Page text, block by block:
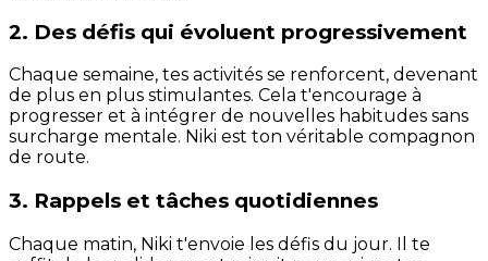
2. Des défis qui évoluent progressivement
Chaque semaine, tes activités se renforcent, devenant
de plus en plus stimulantes. Cela t'encourage à
progresser et à intégrer de nouvelles habitudes sans
surcharge mentale. Niki est ton véritable compagnon
de route.
3. Rappels et tâches quotidiennes
Chaque matin, Niki t'envoie les défis du jour. Il te